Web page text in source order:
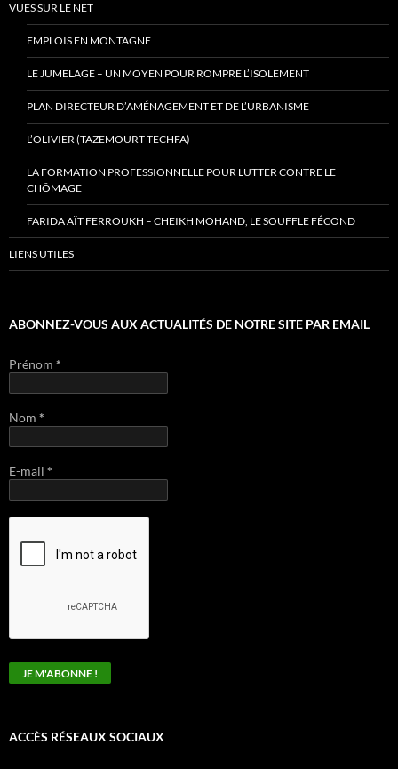
VUES SUR LE NET
EMPLOIS EN MONTAGNE
LE JUMELAGE – UN MOYEN POUR ROMPRE L’ISOLEMENT
PLAN DIRECTEUR D’AMÉNAGEMENT ET DE L’URBANISME
L’OLIVIER (TAZEMOURT TECHFA)
LA FORMATION PROFESSIONNELLE POUR LUTTER CONTRE LE
CHÔMAGE
FARIDA AÏT FERROUKH – CHEIKH MOHAND, LE SOUFFLE FÉCOND
LIENS UTILES
ABONNEZ-VOUS AUX ACTUALITÉS DE NOTRE SITE PAR EMAIL
Prénom *
Nom *
E-mail *
ACCÈS RÉSEAUX SOCIAUX